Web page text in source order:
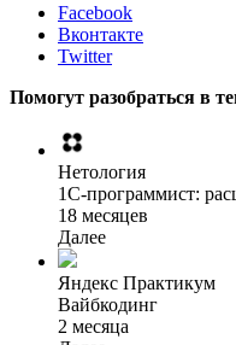
Facebook
Вконтакте
Twitter
Помогут разобраться в
Нетология
1C-программист:
18 месяцев
Далее
Яндекс Практикум
Вайбкодинг
2 месяца